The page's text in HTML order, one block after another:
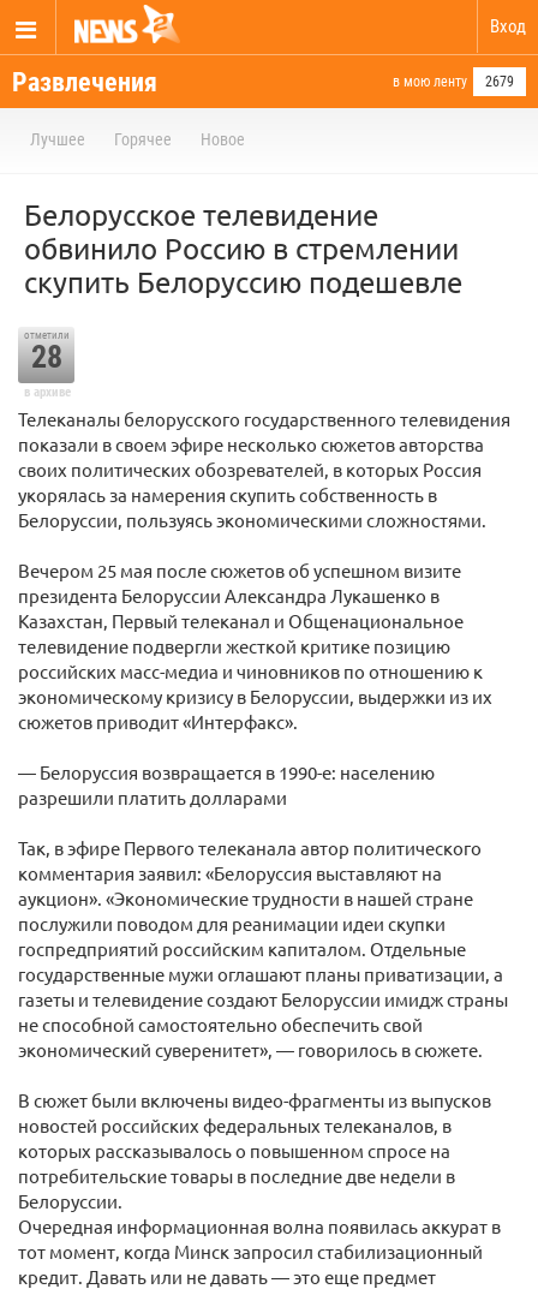
Вход
Развлечения в мою ленту 2679
Лучшее Горячее Новое
Белорусское телевидение
обвинило Россию в стремлении
скупить Белоруссию подешевле
отметили
28
в архиве
Телеканалы белорусского государственного телевидения
показали в своем эфире несколько сюжетов авторства
своих политических обозревателей, в которых Россия
укорялась за намерения скупить собственность в
Белоруссии, пользуясь экономическими сложностями.
Вечером 25 мая после сюжетов об успешном визите
президента Белоруссии Александра Лукашенко в
Казахстан, Первый телеканал и Общенациональное
телевидение подвергли жесткой критике позицию
российских масс-медиа и чиновников по отношению к
экономическому кризису в Белоруссии, выдержки из их
сюжетов приводит «Интерфакс».
— Белоруссия возвращается в 1990-е: населению
разрешили платить долларами
Так, в эфире Первого телеканала автор политического
комментария заявил: «Белоруссия выставляют на
аукцион». «Экономические трудности в нашей стране
послужили поводом для реанимации идеи скупки
госпредприятий российским капиталом. Отдельные
государственные мужи оглашают планы приватизации, а
газеты и телевидение создают Белоруссии имидж страны
не способной самостоятельно обеспечить свой
экономический суверенитет», — говорилось в сюжете.
В сюжет были включены видео-фрагменты из выпусков
новостей российских федеральных телеканалов, в
которых рассказывалось о повышенном спросе на
потребительские товары в последние две недели в
Белоруссии.
Очередная информационная волна появилась аккурат в
тот момент, когда Минск запросил стабилизационный
кредит. Давать или не давать — это еще предмет